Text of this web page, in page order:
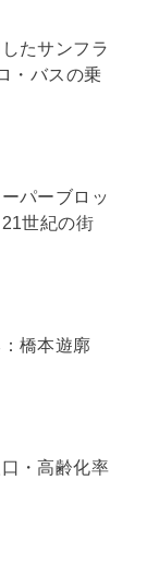
たサンフラ
・バスの乗
パーブロッ
世紀の街
橋本遊廓
・高齢化率